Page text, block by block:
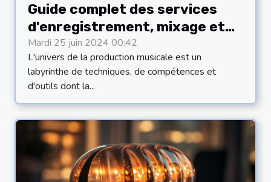
Guide complet des services
d'enregistrement, mixage et
mastering pour projets
artistiques
Mardi 25 juin 2024 00:42
L'univers de la production musicale est un
labyrinthe de techniques, de compétences et
d'outils dont la...